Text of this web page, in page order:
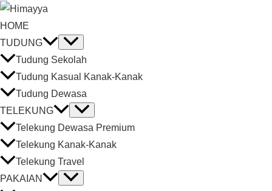
HOME
TUDUNG
Tudung Sekolah
Tudung Kasual Kanak-Kanak
Tudung Dewasa
TELEKUNG
Telekung Dewasa Premium
Telekung Kanak-Kanak
Telekung Travel
PAKAIAN